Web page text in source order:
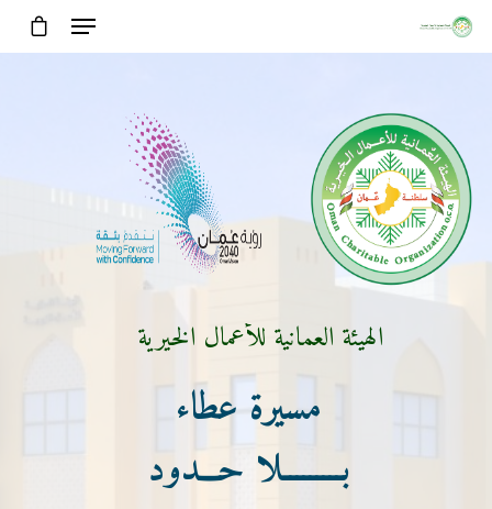
الهيئة العمانية للأعمال الخيرية
مسيرة عطاء
بـــــــــلا حـــدود